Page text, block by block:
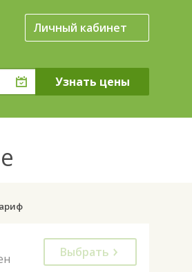
Личный кабинет
Выбрать